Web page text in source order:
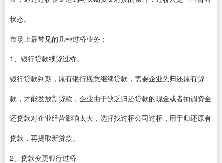
状态。
市场上最常见的几种过桥业务：
1、银行贷款续贷过桥。
银行贷款到期，原有银行愿意继续贷款，需要企业先归还原有贷
款，才能发放新贷款，企业由于缺乏归还贷款的现金或者抽调资金
还贷款对企业经营影响太大，选择找过桥公司过桥，用于归还原有
贷款，再提取新贷款。
2、贷款变更银行过桥